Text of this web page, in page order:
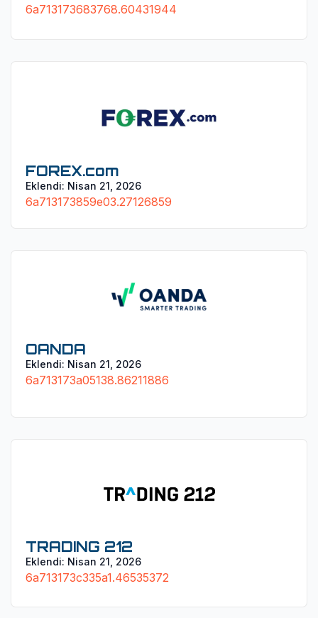
6a713173683768.60431944
FOREX.com
Eklendi: Nisan 21, 2026
6a713173859e03.27126859
OANDA
Eklendi: Nisan 21, 2026
6a713173a05138.86211886
TRADING 212
Eklendi: Nisan 21, 2026
6a713173c335a1.46535372